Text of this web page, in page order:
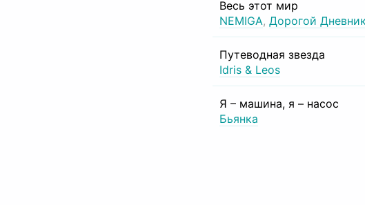
Весь этот мир
NEMIGA, Дорогой Дневник
Путеводная звезда
Idris & Leos
Я – машина, я – насос
Бьянка